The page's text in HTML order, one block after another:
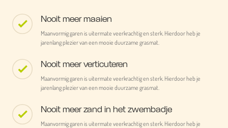
Nooit meer maaien
Maanvormig garen is uitermate veerkrachtig en sterk. Hierdoor heb je
jarenlang plezier van een mooie duurzame grasmat.
Nooit meer verticuteren
Maanvormig garen is uitermate veerkrachtig en sterk. Hierdoor heb je
jarenlang plezier van een mooie duurzame grasmat.
Nooit meer zand in het zwembadje
Maanvormig garen is uitermate veerkrachtig en sterk. Hierdoor heb je